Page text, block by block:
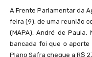
A Frente Parlamentar da
feira (9), de uma reunião
(MAPA), André de
bancada foi que o aporte
Plano Safra chegue a R$